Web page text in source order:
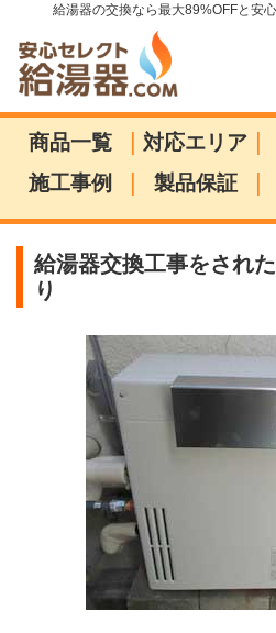
給湯器の交換なら最大89%OFFと安
商品一覧 | 対応エリア |
施工事例
| 製品保証 |
給湯器交換工事をされ
り